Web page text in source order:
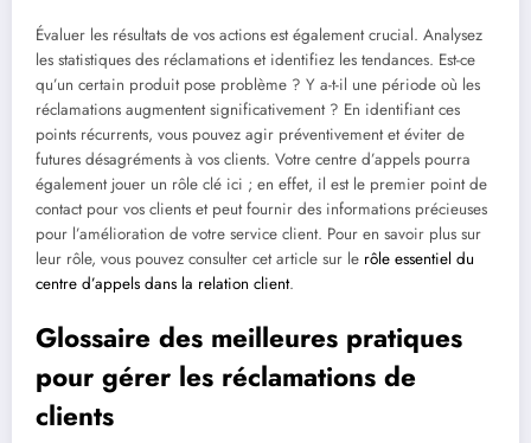
Évaluer les résultats de vos actions est également crucial. Analysez
les statistiques des réclamations et identifiez les tendances. Est-ce
qu’un certain produit pose problème ? Y a-t-il une période où les
réclamations augmentent significativement ? En identifiant ces
points récurrents, vous pouvez agir préventivement et éviter de
futures désagréments à vos clients. Votre centre d’appels pourra
également jouer un rôle clé ici ; en effet, il est le premier point de
contact pour vos clients et peut fournir des informations précieuses
pour l’amélioration de votre service client. Pour en savoir plus sur
leur rôle, vous pouvez consulter cet article sur le rôle essentiel du
centre d’appels dans la relation client.
Glossaire des meilleures pratiques
pour gérer les réclamations de
clients